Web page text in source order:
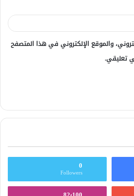
والموقع الإلكتروني في هذا المتصفح
تعليقي.
0
Followers